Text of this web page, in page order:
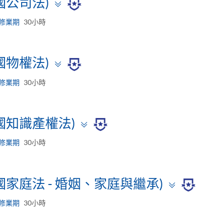
業期 30小時
物權法)
Toggle
業期 30小時
知識產權法)
Toggle
業期 30小時
家庭法 - 婚姻、家庭與繼承)
Toggle
業期 30小時